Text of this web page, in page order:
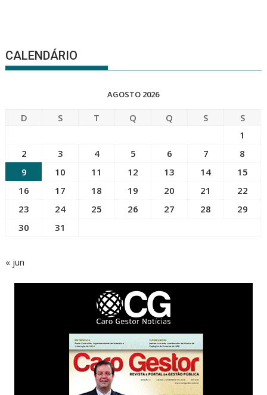
CALENDÁRIO
AGOSTO 2026
D S T Q Q S
S
1
2
3 4 5 6 7
8
9
10 11 12 13 14
15
16
17 18 19 20 21
22
23
24 25 26 27 28
29
30
31
« jun